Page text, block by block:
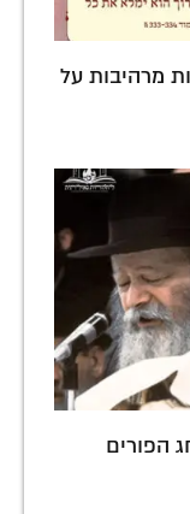
מרהיבות על
הפורים